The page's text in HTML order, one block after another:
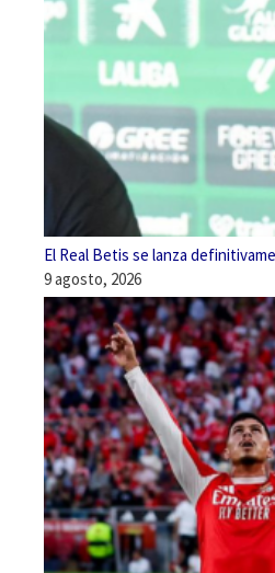
El Real Betis se lanza
9 agosto, 2026